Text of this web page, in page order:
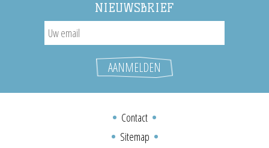
NIEUWSBRIEF
Contact
Sitemap